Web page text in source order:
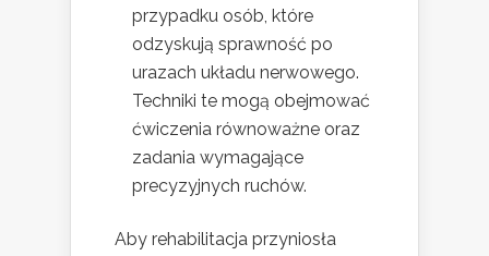
przypadku osób, które
odzyskują sprawność po
urazach układu nerwowego.
Techniki te mogą obejmować
ćwiczenia równoważne oraz
zadania wymagające
precyzyjnych ruchów.
Aby rehabilitacja przyniosła